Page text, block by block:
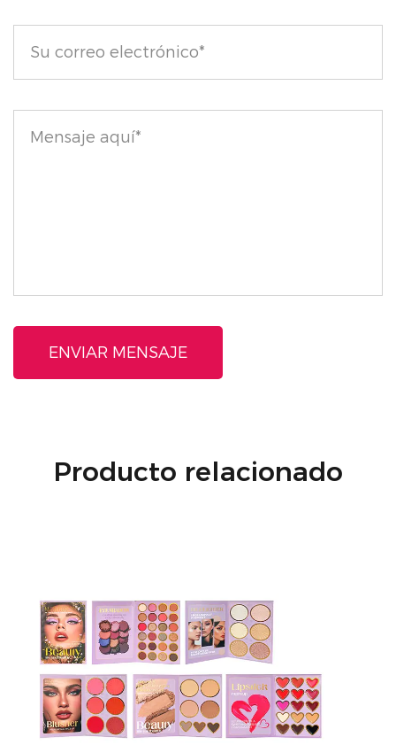
mate que luce naturalmente hermoso.
Mejore su rutina de maquillaje con los polvos sueltos
combinación única de textura liviana, ingredientes
Producto relacionado